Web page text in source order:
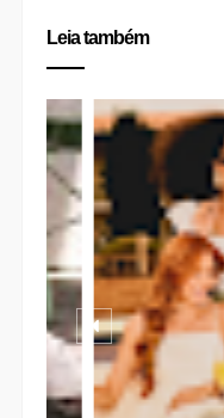
Leia também